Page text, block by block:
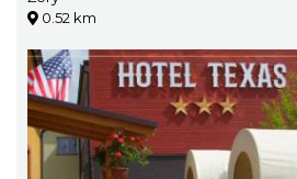
0.52 km